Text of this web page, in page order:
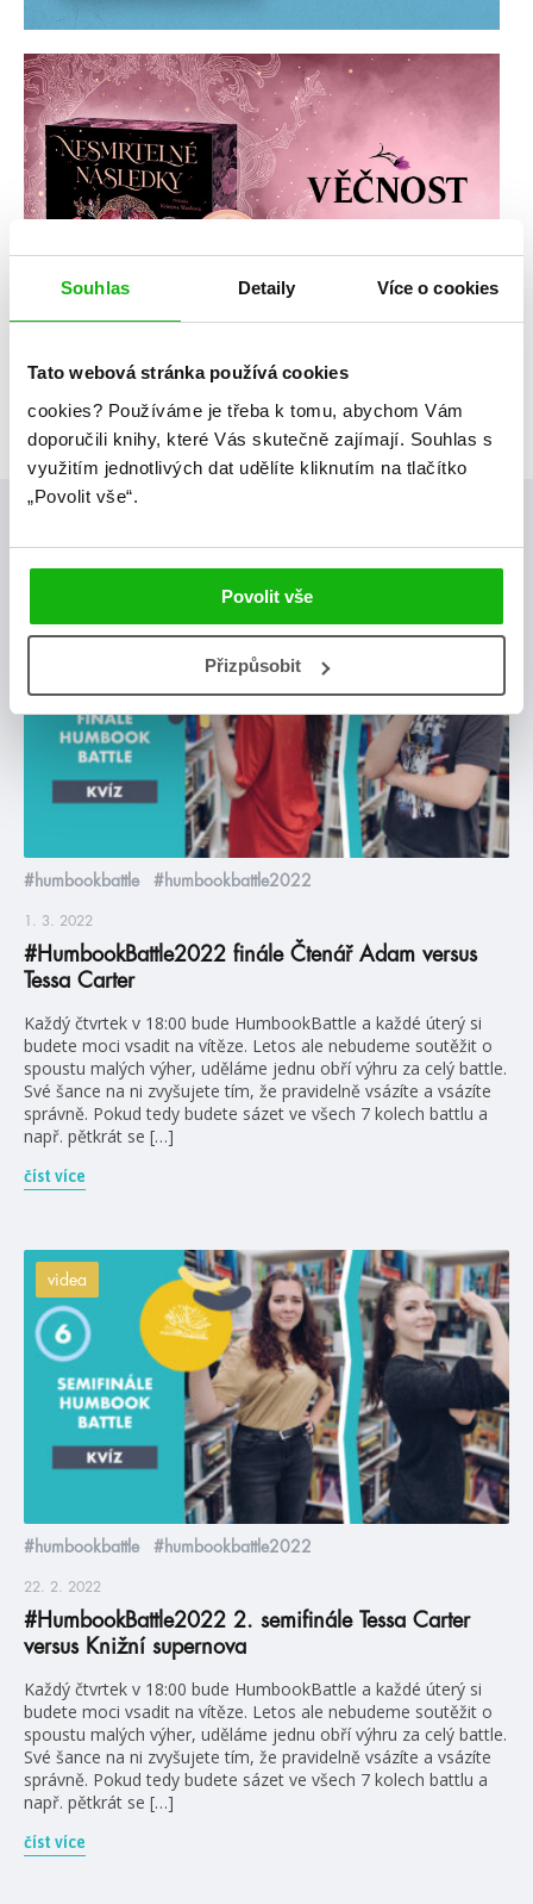
Souhlas Detaily Více o cookies
Tato webová stránka používá cookies
cookies? Používáme je třeba k tomu, abychom Vám
doporučili knihy, které Vás skutečně zajímají. Souhlas s
využitím jednotlivých dat udělíte kliknutím na tlačítko
„Povolit vše“.
Povolit vše
Přizpůsobit
#humbookbattle #humbookbattle2022
1. 3. 2022
#HumbookBattle2022 finále Čtenář Adam versus
Tessa Carter
Každý čtvrtek v 18:00 bude HumbookBattle a každé úterý si
budete moci vsadit na vítěze. Letos ale nebudeme soutěžit o
spoustu malých výher, uděláme jednu obří výhru za celý battle.
Své šance na ni zvyšujete tím, že pravidelně vsázíte a vsázíte
správně. Pokud tedy budete sázet ve všech 7 kolech battlu a
např. pětkrát se […]
číst více
videa
#humbookbattle #humbookbattle2022
22. 2. 2022
#HumbookBattle2022 2. semifinále Tessa Carter
versus Knižní supernova
Každý čtvrtek v 18:00 bude HumbookBattle a každé úterý si
budete moci vsadit na vítěze. Letos ale nebudeme soutěžit o
spoustu malých výher, uděláme jednu obří výhru za celý battle.
Své šance na ni zvyšujete tím, že pravidelně vsázíte a vsázíte
správně. Pokud tedy budete sázet ve všech 7 kolech battlu a
např. pětkrát se […]
číst více